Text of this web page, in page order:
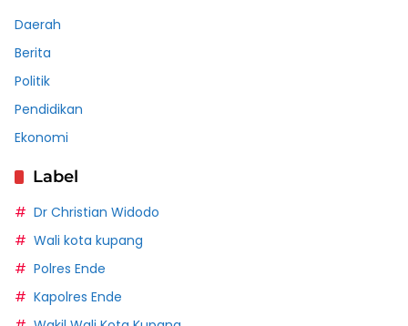
Daerah
Berita
Politik
Pendidikan
Ekonomi
Label
Dr Christian Widodo
Wali kota kupang
Polres Ende
Kapolres Ende